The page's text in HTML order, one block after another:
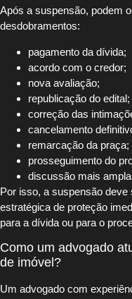
Após a suspensão, podem
desdobramentos:
pagamento da dívida;
acordo com o credor;
nova avaliação;
republicação do edital;
correção das
cancelamento
remarcação da praça;
prosseguimento do
discussão mais
Por isso, a suspensão
estratégica de proteção
para a dívida ou para o
Como um advogado
de imóvel?
Um advogado com